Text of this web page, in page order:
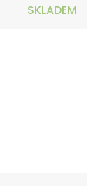
SKLADEM